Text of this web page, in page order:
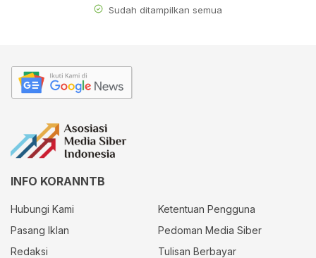
Sudah ditampilkan semua
INFO KORANNTB
Hubungi Kami
Ketentuan Pengguna
Pasang Iklan
Pedoman Media Siber
Redaksi
Tulisan Berbayar